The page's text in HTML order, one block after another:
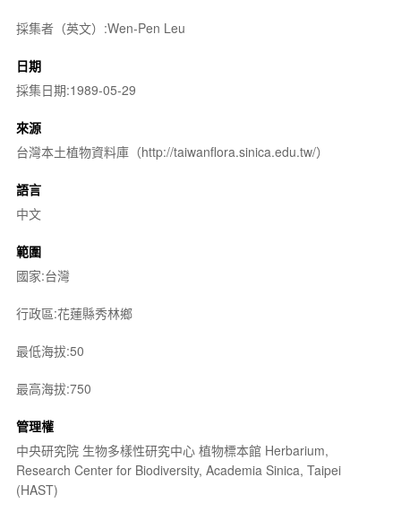
採集者（英文）:Wen-Pen Leu
日期
採集日期:1989-05-29
來源
台灣本土植物資料庫（http://taiwanflora.sinica.edu.tw/）
語言
中文
範圍
國家:台灣
行政區:花蓮縣秀林鄉
最低海拔:50
最高海拔:750
管理權
中央研究院 生物多樣性研究中心 植物標本館 Herbarium,
Research Center for Biodiversity, Academia Sinica, Taipei
(HAST)